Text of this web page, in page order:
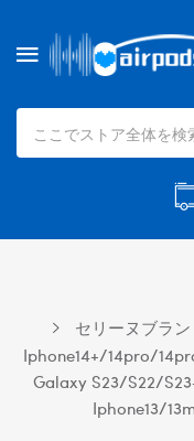
セリーヌブラ
Iphone14+/14pro/
Galaxy S23/s22/
Iphone13/